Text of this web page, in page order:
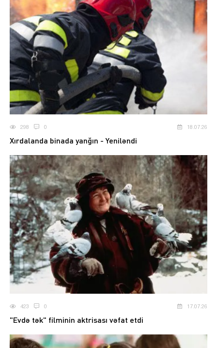
298 0 18.07.26
Xırdalanda binada yanğın - Yeniləndi
423 0 17.07.26
"Evdə tək" filminin aktrisası vəfat etdi